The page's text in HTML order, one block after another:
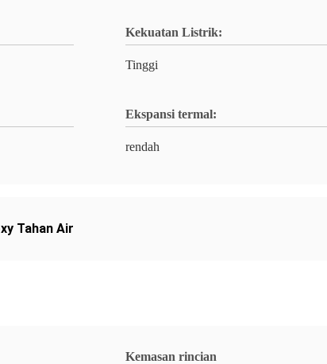
Kekuatan Listrik:
Tinggi
Ekspansi termal:
rendah
Tahan Air
Kemasan rincian